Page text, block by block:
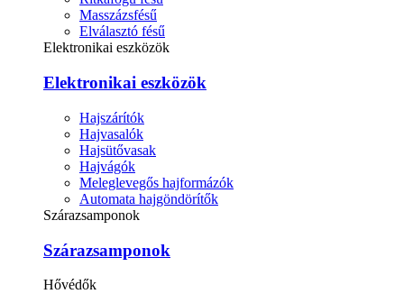
Masszázsfésű
Elválasztó fésű
Elektronikai eszközök
Elektronikai eszközök
Hajszárítók
Hajvasalók
Hajsütővasak
Hajvágók
Meleglevegős hajformázók
Automata hajgöndörítők
Szárazsamponok
Szárazsamponok
Hővédők